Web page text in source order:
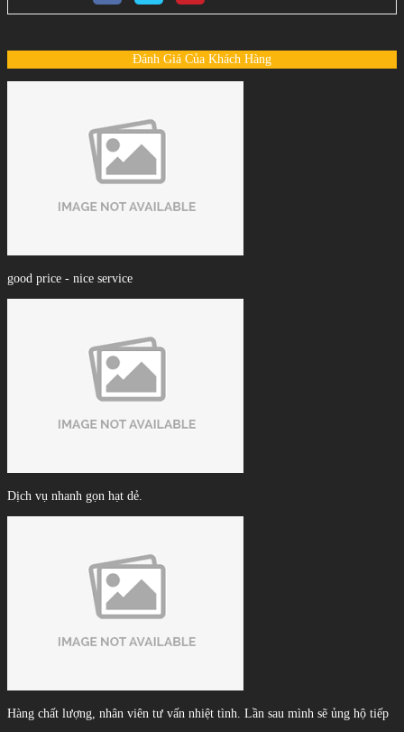
Đánh Giá Của Khách Hàng
good price - nice service
Dịch vụ nhanh gọn hạt dẻ.
Hàng chất lượng, nhân viên tư vấn nhiệt tình. Lần sau mình sẽ ủng hộ tiếp